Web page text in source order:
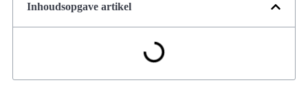
Inhoudsopgave artikel